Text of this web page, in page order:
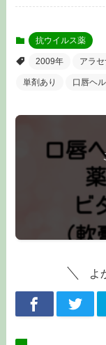
抗ウイルス薬
2009年 アラセ
単剤あり 口唇ヘ
よ